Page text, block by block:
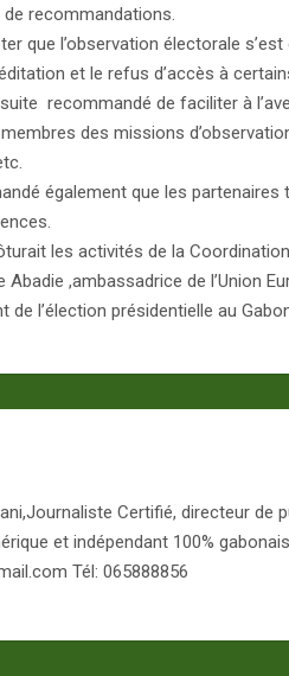
recommandations.
que l’observation électorale
et le refus d’accès à
recommandé de faciliter à
des missions
également que les
les activités de la
,ambassadrice de l’Union
l’élection présidentielle au
Certifié, directeur de
et indépendant 100%
Tél: 065888856